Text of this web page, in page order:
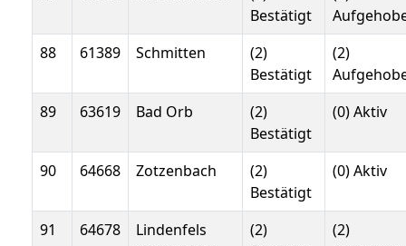
Bestätigt
88
61389 Schmitten
(2)
Bestätigt
(2)
89
63619 Bad Orb
(2)
Bestätigt
(0) Aktiv
90 64668 Zotzenbach
(2)
Bestätigt
(0) Aktiv
91 64678
Lindenfels
(2)
(2)